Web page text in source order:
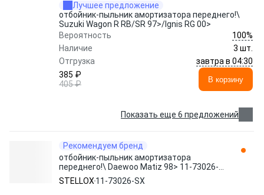
Лучшее предложение
отбойник-пыльник амортизатора переднего!\
Suzuki Wagon R RB/SR 97>/Ignis RG 00>
Вероятность
100%
Наличие
3 шт.
Отгрузка
завтра в 04:30
385 ₽
405 ₽
В корзину
Показать еще 6 предложений
Рекомендуем бренд
отбойник-пыльник амортизатора
переднего!\ Daewoo Matiz 98> 11-73026-
SX STELLOX
STELLOX 11-73026-SX